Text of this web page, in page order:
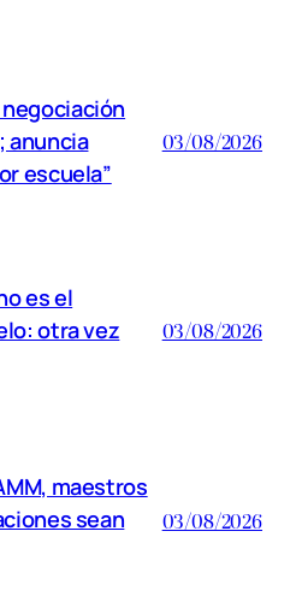
anuncia
escuela”
03/08/2026
es el
otra vez
03/08/2026
maestros
sean
03/08/2026